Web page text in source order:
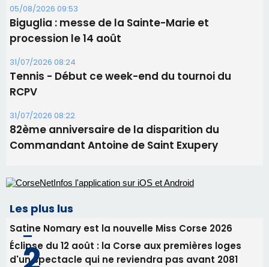
05/08/2026 09:53
Biguglia : messe de la Sainte-Marie et
procession le 14 août
31/07/2026 08:24
Tennis - Début ce week-end du tournoi du
RCPV
31/07/2026 08:22
82ème anniversaire de la disparition du
Commandant Antoine de Saint Exupery
Les plus lus
Satine Nomary est la nouvelle Miss Corse 2026
Éclipse du 12 août : la Corse aux premières loges
d'un spectacle qui ne reviendra pas avant 2081